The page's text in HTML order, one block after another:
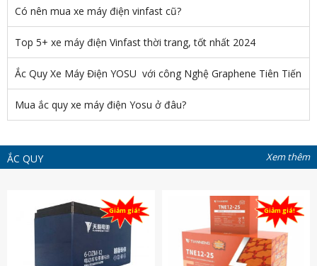
Có nên mua xe máy điện vinfast cũ?
Top 5+ xe máy điện Vinfast thời trang, tốt nhất 2024
Ắc Quy Xe Máy Điện YOSU với công Nghệ Graphene Tiên Tiến
Mua ắc quy xe máy điện Yosu ở đâu?
ẮC QUY Xem thêm
Giảm giá! Giảm giá!